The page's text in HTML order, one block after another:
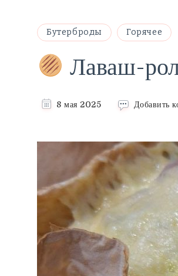
Бутерброды Горячее
Лаваш-
8 мая 2025 Добавить